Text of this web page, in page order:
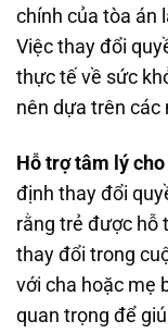
chính của tòa án
Việc thay đổi
thực tế về sức
nên dựa trên các
Hỗ trợ tâm lý
định thay đổi
rằng trẻ được hỗ
thay đổi trong
với cha hoặc mẹ
quan trọng để